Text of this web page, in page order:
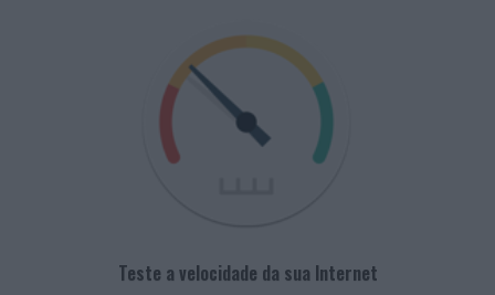
Teste a velocidade da sua Internet